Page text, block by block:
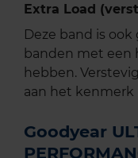
Extra Load
Deze band is
banden met een
hebben.
aan het kenmerk
Goodyear